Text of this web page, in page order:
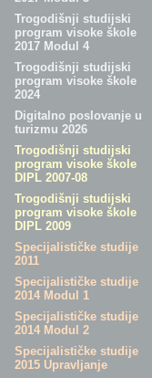
Trogodišnji studijski
program visoke škole
2017 Modul 4
Trogodišnji studijski
program visoke škole
2024
Digitalno poslovanje u
turizmu 2026
Trogodišnji studijski
program visoke škole
DIPL 2007-08
Trogodišnji studijski
program visoke škole
DIPL 2009
Specijalističke studije
2011
Specijalističke studije
2014 Modul 1
Specijalističke studije
2014 Modul 2
Specijalističke studije
2015 Upravljanje